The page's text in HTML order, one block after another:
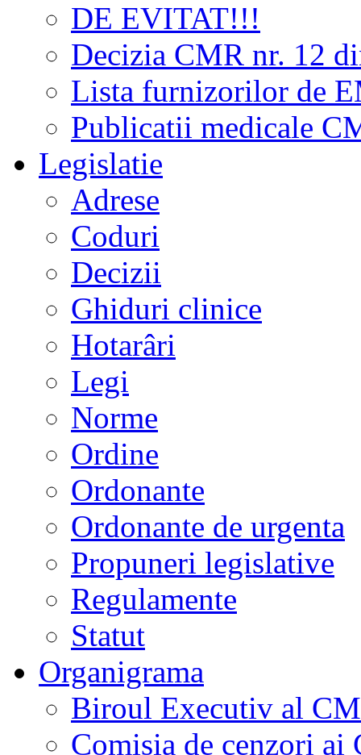
DE EVITAT!!!
Decizia CMR nr. 12
Lista furnizorilor de
Publicatii medicale
Legislatie
Adrese
Coduri
Decizii
Ghiduri clinice
Hotarâri
Legi
Norme
Ordine
Ordonante
Ordonante de urgenta
Propuneri legislative
Regulamente
Statut
Organigrama
Biroul Executiv al
Comisia de cenzori ai